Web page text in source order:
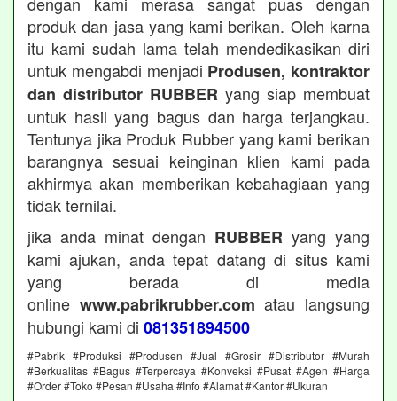
produk dan jasa yang kami berikan. Oleh karna
itu kami sudah lama telah mendedikasikan diri
untuk mengabdi menjadi Produsen, kontraktor
dan distributor RUBBER yang siap membuat
untuk hasil yang bagus dan harga terjangkau.
Tentunya jika Produk Rubber yang kami berikan
barangnya sesuai keinginan klien kami pada
akhirmya akan memberikan kebahagiaan yang
tidak ternilai.
jika anda minat dengan RUBBER yang yang
kami ajukan, anda tepat datang di situs kami
yang berada di media
online www.pabrikrubber.com atau langsung
hubungi kami di 081351894500
#Pabrik #Produksi #Produsen #Jual #Grosir #Distributor #Murah
#Berkualitas #Bagus #Terpercaya #Konveksi #Pusat #Agen #Harga
#Order #Toko #Pesan #Usaha #Info #Alamat #Kantor #Ukuran